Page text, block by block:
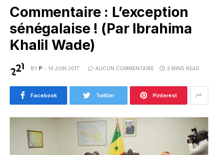
Commentaire : L’exception
sénégalaise ! (Par Ibrahima
Khalil Wade)
BY P 14 JUIN 2017 AUCUN COMMENTAIRE 3 MINS READ
Facebook Twitter Pinterest